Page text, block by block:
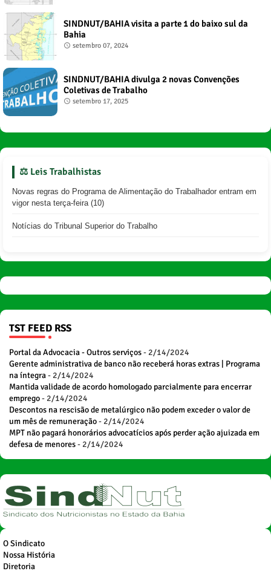
SINDNUT/BAHIA visita a parte 1 do baixo sul da
Bahia
setembro 07, 2024
SINDNUT/BAHIA divulga 2 novas Convenções
Coletivas de Trabalho
setembro 17, 2025
⚖️ Leis Trabalhistas
Novas regras do Programa de Alimentação do Trabalhador entram em
vigor nesta terça-feira (10)
Notícias do Tribunal Superior do Trabalho
TST FEED RSS
Portal da Advocacia - Outros serviços- 2/14/2024
Gerente administrativa de banco não receberá horas extras | Programa
na íntegra- 2/14/2024
Mantida validade de acordo homologado parcialmente para encerrar
emprego- 2/14/2024
Descontos na rescisão de metalúrgico não podem exceder o valor de
um mês de remuneração- 2/14/2024
MPT não pagará honorários advocatícios após perder ação ajuizada em
defesa de menores- 2/14/2024
O Sindicato
Nossa História
Diretoria